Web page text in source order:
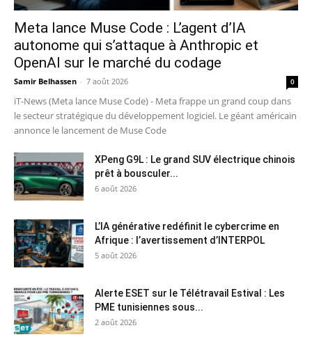
Meta lance Muse Code : L’agent d’IA
autonome qui s’attaque à Anthropic et
OpenAI sur le marché du codage
Samir Belhassen - 7 août 2026 0
iT-News (Meta lance Muse Code) - Meta frappe un grand coup dans
le secteur stratégique du développement logiciel. Le géant américain
annonce le lancement de Muse Code
XPeng G9L : Le grand SUV électrique chinois
prêt à bousculer...
6 août 2026
L’IA générative redéfinit le cybercrime en
Afrique : l’avertissement d’INTERPOL
5 août 2026
Alerte ESET sur le Télétravail Estival : Les
PME tunisiennes sous...
2 août 2026